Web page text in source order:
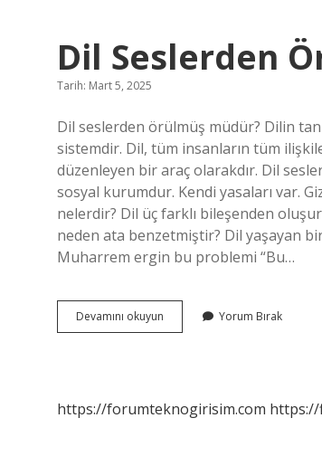
Dil Seslerden
Tarih: Mart 5, 2025
Dil seslerden örülmüş müdür? Dilin
sistemdir. Dil, tüm insanların tüm
düzenleyen bir araç olarakdır. Dil
sosyal kurumdur. Kendi yasaları var.
nelerdir? Dil üç farklı bileşenden
neden ata benzetmiştir? Dil yaşayan bir
Muharrem ergin bu problemi “Bu…
Devamını okuyun
Seslerden
Yorum Bırak
https://forumteknogirisim.com https://